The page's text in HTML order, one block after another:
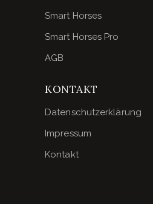
Smart Horses
Smart Horses Pro
AGB
KONTAKT
Datenschutzerklärung
Impressum
Kontakt